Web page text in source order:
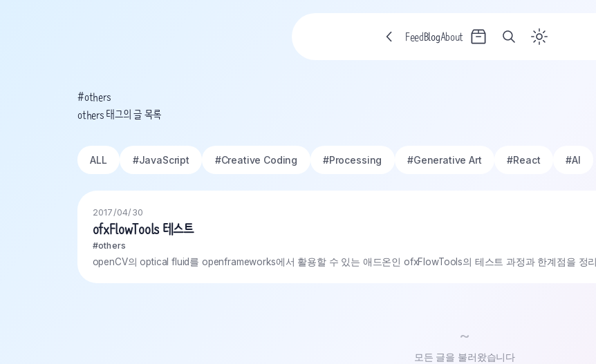
FeedBlogAbout
#others
others 태그의 글 목록
ALL #JavaScript #Creative Coding #Processing #Generative Art #React #AI
2017/04/30
ofxFlowTools 테스트
#others
openCV의 optical fluid를 openframeworks에서 활용할 수 있는 애드온인 ofxFlowTools의 테스트 과정과 한계점을 정
~
모든 글을 불러왔습니다